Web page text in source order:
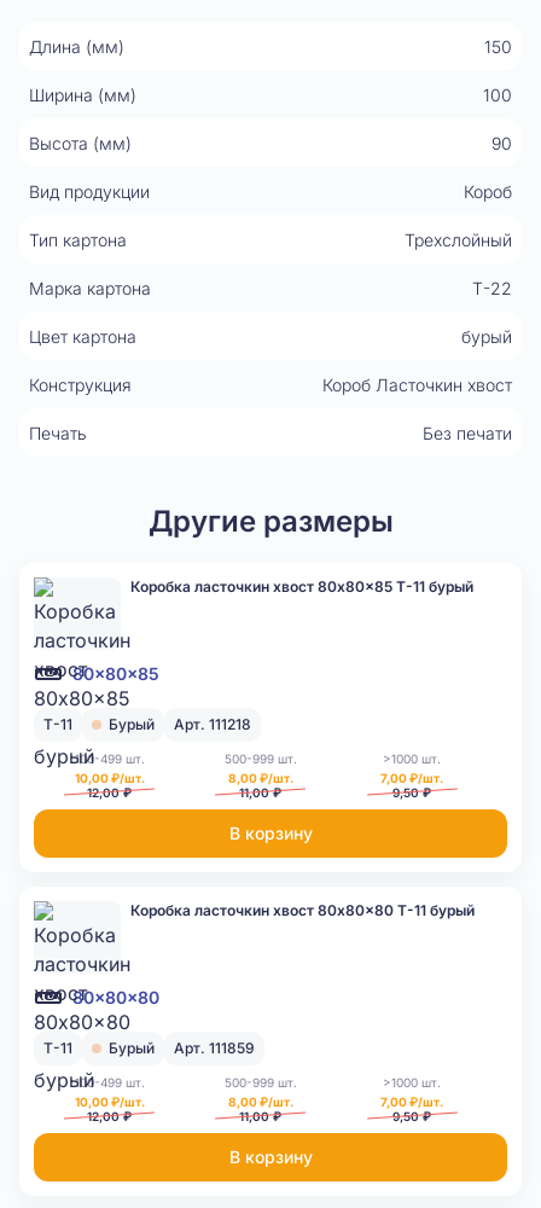
Длина (мм) 150
Ширина (мм) 100
Высота (мм) 90
Вид продукции Короб
Тип картона Трехслойный
Марка картона Т-22
Цвет картона бурый
Конструкция Короб Ласточкин хвост
Печать Без печати
Другие размеры
80x80x85
Коробка ласточкин хвост 80x80x85 Т-11 бурый
Т-11 Бурый Арт. 111218
100-499 шт.
10,00 ₽/шт.
12,00 ₽
500-999 шт.
8,00 ₽/шт.
11,00 ₽
>1000 шт.
7,00 ₽/шт.
9,50 ₽
В корзину
80x80x80
Коробка ласточкин хвост 80x80x80 Т-11 бурый
Т-11 Бурый Арт. 111859
100-499 шт.
10,00 ₽/шт.
12,00 ₽
500-999 шт.
8,00 ₽/шт.
11,00 ₽
>1000 шт.
7,00 ₽/шт.
9,50 ₽
В корзину